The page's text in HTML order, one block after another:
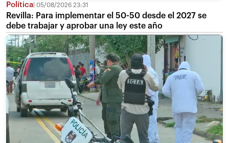
Política 05/08/2026 23:31
Revilla: Para implementar el 50-50 desde el 2027 se
debe trabajar y aprobar una ley este año